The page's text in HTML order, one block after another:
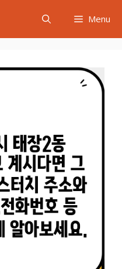
Menu